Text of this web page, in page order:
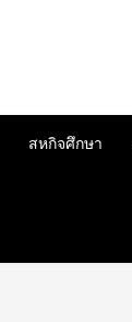
สหกิจศึกษา